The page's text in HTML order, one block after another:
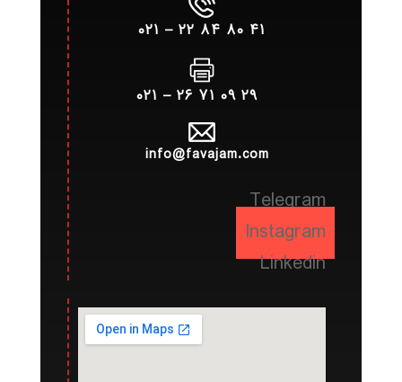
۴۱ ۸۰ ۸۴ ۲۲ – ۰۲۱
۲۹ ۰۹ ۷۱ ۲۶ – ۰۲۱
info@favajam.com
Telegram
Instagram
Linkedin